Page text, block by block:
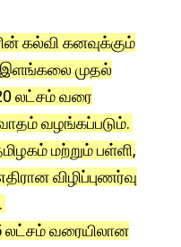
கல்வி கனவுக்கும்
முதல்
லட்சம் வரை
வழங்கப்படும்.
மற்றும் பள்ளி,
விழிப்புணர்வு
லட்சம் வரையிலான